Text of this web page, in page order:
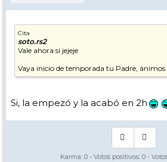
Cita
soto.rs2
Vale ahora si jejeje
Vaya inicio de temporada tu Padre, ánimos
Si, la empezó y la acabó en 2h
Karma: 0 - Votos positivos: 0 -